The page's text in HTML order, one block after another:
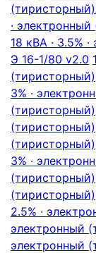
(тиристорный)
·
18 кВА · 3.5%
Э 16-1/80 v2.0
(тиристорный)
3% ·
(тиристорный)
(тиристорный)
(тиристорный)
3% ·
(тиристорный)
(тиристорный)
2.5% ·
электронный
электронный